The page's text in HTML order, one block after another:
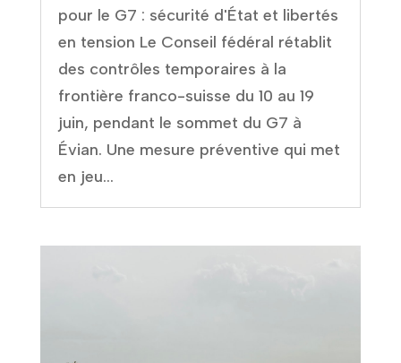
pour le G7 : sécurité d'État et libertés
en tension Le Conseil fédéral rétablit
des contrôles temporaires à la
frontière franco-suisse du 10 au 19
juin, pendant le sommet du G7 à
Évian. Une mesure préventive qui met
en jeu...